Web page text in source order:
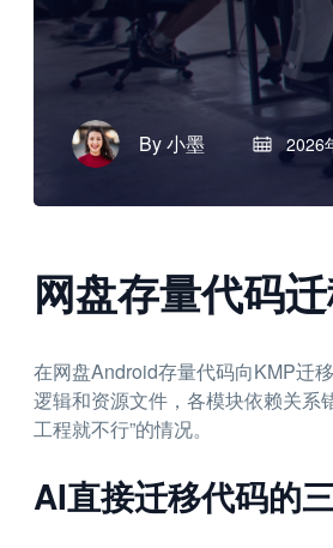
By小墨 2026
网盘存量代码
在网盘Android存量代码向KMP迁
逻辑和资源文件，各模块依赖关系
工程就不行”的情况。
AI直接迁移代码的